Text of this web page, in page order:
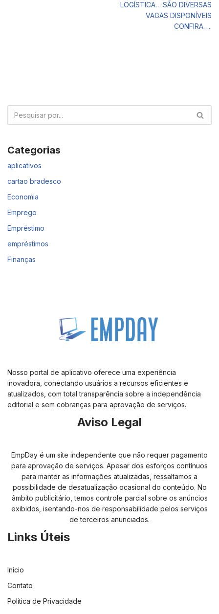
LOGÍSTICA… SÃO DIVERSAS
VAGAS DISPONÍVEIS
CONFIRA…..
Categorias
aplicativos
cartao bradesco
Economia
Emprego
Empréstimo
empréstimos
Finanças
Nosso portal de aplicativo oferece uma experiência
inovadora, conectando usuários a recursos eficientes e
atualizados, com total transparência sobre a independência
editorial e sem cobranças para aprovação de serviços.
Aviso Legal
EmpDay é um site independente que não requer pagamento
para aprovação de serviços. Apesar dos esforços contínuos
para manter as informações atualizadas, ressaltamos a
possibilidade de desatualização ocasional do conteúdo. No
âmbito publicitário, temos controle parcial sobre os anúncios
exibidos, isentando-nos de responsabilidade pelos serviços
de terceiros anunciados.
Links Úteis
Início
Contato
Política de Privacidade